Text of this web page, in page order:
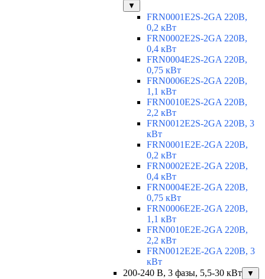
▼
FRN0001E2S-2GA 220В,
0,2 кВт
FRN0002E2S-2GA 220В,
0,4 кВт
FRN0004E2S-2GA 220В,
0,75 кВт
FRN0006E2S-2GA 220В,
1,1 кВт
FRN0010E2S-2GA 220В,
2,2 кВт
FRN0012E2S-2GA 220В, 3
кВт
FRN0001E2E-2GA 220В,
0,2 кВт
FRN0002E2E-2GA 220В,
0,4 кВт
FRN0004E2E-2GA 220В,
0,75 кВт
FRN0006E2E-2GA 220В,
1,1 кВт
FRN0010E2E-2GA 220В,
2,2 кВт
FRN0012E2E-2GA 220В, 3
кВт
200-240 В, 3 фазы, 5,5-30 кВт
▼